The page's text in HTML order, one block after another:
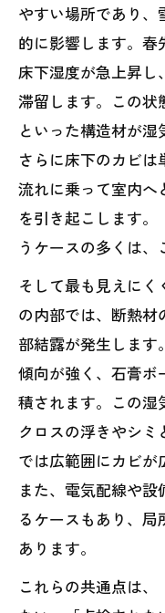
やすい場所であり
的に影響します。春
床下湿度が急上昇し
滞留します。この状
といった構造材が湿
さらに床下のカビ
流れに乗って室内へ
を引き起こします
うケースの多くは、
そして最も見えに
の内部では、断熱
部結露が発生します
傾向が強く、石膏ボ
積されます。この湿
クロスの浮きやシ
では広範囲にカビが
また、電気配線や
るケースもあり、局
あります。
これらの共通点は